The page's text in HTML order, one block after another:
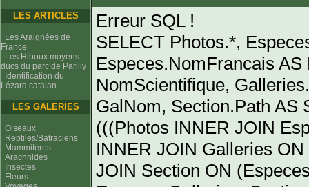
LES ARTICLES
Les Araignées de
France
Les Hiboux moyens-
ducs du parc de Parilly
Identification du
Lézard catalan
LES GALERIES
Oiseaux
Reptiles/Batraciens
Mammifères
Arachnides
Insectes
Fleurs
Erreur SQL !
SELECT Photos.*,
Especes.NomFrancais
NomScientifique,
GalNom, Section.Path AS
(((Photos INNER JOIN
INNER JOIN Galleries
JOIN Section ON